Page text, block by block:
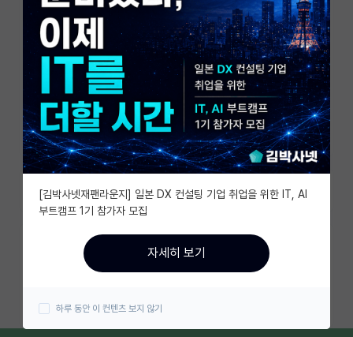
연구실&오픈랩 홈
오픈랩 전체보기
PI 회원 신청
커뮤니티
커리어
유학교육
이벤트
반도체 아카데미
재팬라운지 🌸
[김박사넷재팬라운지] 일본 DX 컨설팅 기업 취업을 위한 IT, AI
부트캠프 1기 참가자 모집
자세히 보기
하루 동안 이 컨텐츠 보지 않기
다양한 서비스를 이용해보세요!
임동우
조교수
한양대학교(에리카) 생명나노공학과
dlim@hanyang.ac.kr
http://lim.hanyang.ac.kr
즐겨찾기